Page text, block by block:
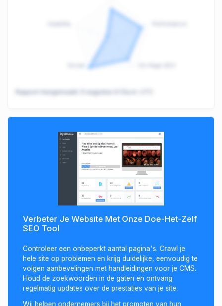
: F
Rapport Aangemaakt: 9 augustus 6:13a.m. UTC
Verbeter Je Website Met Onze Doe-Het-Zelf
SEO Tool
Controleer een onbeperkt aantal pagina's. Crawl je
hele site op problemen en krijg duidelijke, eenvoudig te
volgen aanbevelingen met handleidingen voor je CMS.
Houd de zoekwoorden in de gaten en ontvang
regelmatig updates over de prestaties van je site.
Wij helpen ondernemers bij het promoten van hun